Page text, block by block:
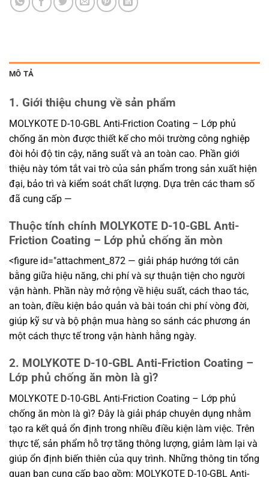
MÔ TẢ
1. Giới thiệu chung về sản phẩm
MOLYKOTE D-10-GBL Anti-Friction Coating – Lớp phủ
chống ăn mòn được thiết kế cho môi trường công nghiệp
đòi hỏi độ tin cậy, năng suất và an toàn cao. Phần giới
thiệu này tóm tắt vai trò của sản phẩm trong sản xuất hiện
đại, bảo trì và kiểm soát chất lượng. Dựa trên các tham số
đã cung cấp —
Thuộc tính chính MOLYKOTE D-10-GBL Anti-
Friction Coating – Lớp phủ chống ăn mòn
<figure id="attachment_872 — giải pháp hướng tới cân
bằng giữa hiệu năng, chi phí và sự thuận tiện cho người
vận hành. Phần này mở rộng về hiệu suất, cách thao tác,
an toàn, điều kiện bảo quản và bài toán chi phí vòng đời,
giúp kỹ sư và bộ phận mua hàng so sánh các phương án
một cách thực tế trong vận hành hằng ngày.
2. MOLYKOTE D-10-GBL Anti-Friction Coating –
Lớp phủ chống ăn mòn là gì?
MOLYKOTE D-10-GBL Anti-Friction Coating – Lớp phủ
chống ăn mòn là gì? Đây là giải pháp chuyên dụng nhằm
tạo ra kết quả ổn định trong nhiều điều kiện làm việc. Trên
thực tế, sản phẩm hỗ trợ tăng thông lượng, giảm làm lại và
giúp ổn định biến thiên của quy trình. Những thông tin tổng
quan bạn cung cấp bao gồm: MOLYKOTE D-10-GBL Anti-